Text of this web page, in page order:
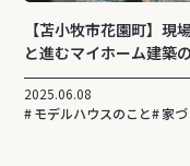
【苫小牧市花園町】現
と進むマイホーム建築
2025.06.08
モデルハウスのこと 家